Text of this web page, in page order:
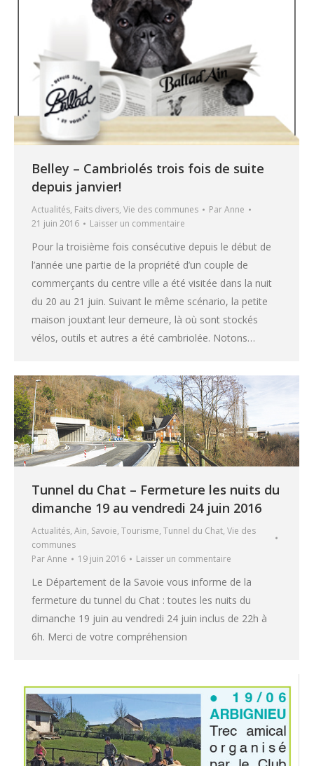
Belley – Cambriolés trois fois de suite
depuis janvier!
Actualités, Faits divers, Vie des communes ParAnne
21 juin 2016
Laisser un commentaire
Pour la troisième fois consécutive depuis le début de
l’année une partie de la propriété d’un couple de
commerçants du centre ville a été visitée dans la nuit
du 20 au 21 juin. Suivant le même scénario, la petite
maison jouxtant leur demeure, là où sont stockés
vélos, outils et autres a été cambriolée. Notons…
Tunnel du Chat – Fermeture les nuits du
dimanche 19 au vendredi 24 juin 2016
Actualités, Ain, Savoie, Tourisme, Tunnel du Chat, Vie des
communes
ParAnne 19 juin 2016 Laisser un commentaire
Le Département de la Savoie vous informe de la
fermeture du tunnel du Chat : toutes les nuits du
dimanche 19 juin au vendredi 24 juin inclus de 22h à
6h. Merci de votre compréhension